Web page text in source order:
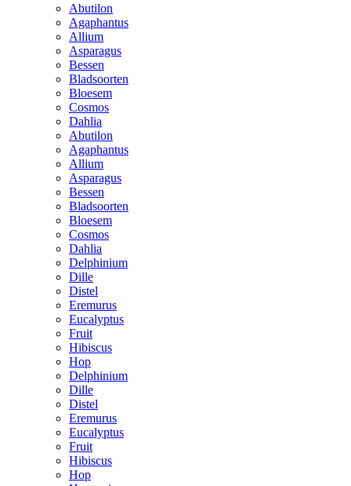
Abutilon
Agaphantus
Allium
Asparagus
Bessen
Bladsoorten
Bloesem
Cosmos
Dahlia
Abutilon
Agaphantus
Allium
Asparagus
Bessen
Bladsoorten
Bloesem
Cosmos
Dahlia
Delphinium
Dille
Distel
Eremurus
Eucalyptus
Fruit
Hibiscus
Hop
Delphinium
Dille
Distel
Eremurus
Eucalyptus
Fruit
Hibiscus
Hop